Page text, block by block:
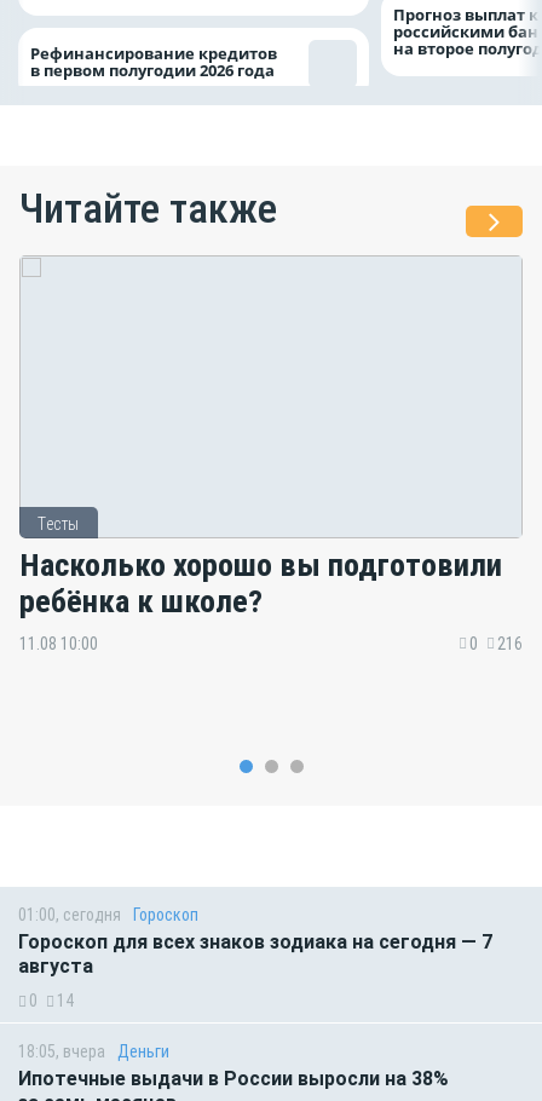
Рефинансирование кредитов
в первом полугодии 2026 года
Прогноз выплат
российскими
на второе
Читайте также
Тесты
Насколько хорошо вы подготовили
ребёнка к школе?
11.08 10:00 0 216
01:00, сегодня Гороскоп
Гороскоп для всех знаков зодиака на сегодня — 7
августа
0 14
18:05, вчера Деньги
Ипотечные выдачи в России выросли на 38%